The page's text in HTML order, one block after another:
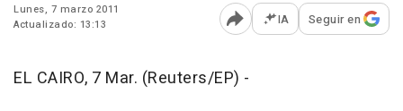
Lunes, 7 marzo 2011
Actualizado: 13:13
Abrir opciones para
IA Seguir en
EL CAIRO, 7 Mar. (Reuters/EP) -